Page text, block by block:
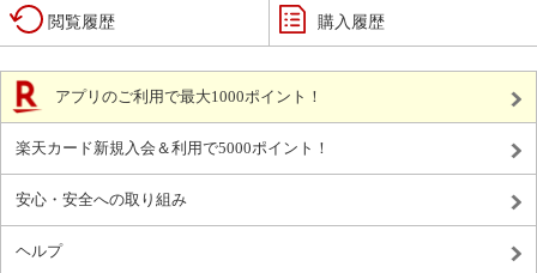
閲覧履歴 購入履歴
アプリのご利用で最大1000ポイント！
楽天カード新規入会＆利用で5000ポイント！
安心・安全への取り組み
ヘルプ